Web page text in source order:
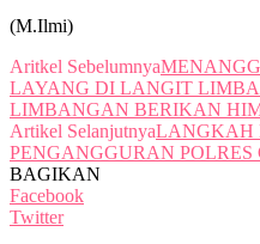
(M.Ilmi)
Aritkel Sebelumnya
LAYANG DI LANGIT
LIMBANGAN BERIKAN
Artikel SelanjutnyaLANGKAH
PENGANGGURAN
BAGIKAN
Facebook
Twitter